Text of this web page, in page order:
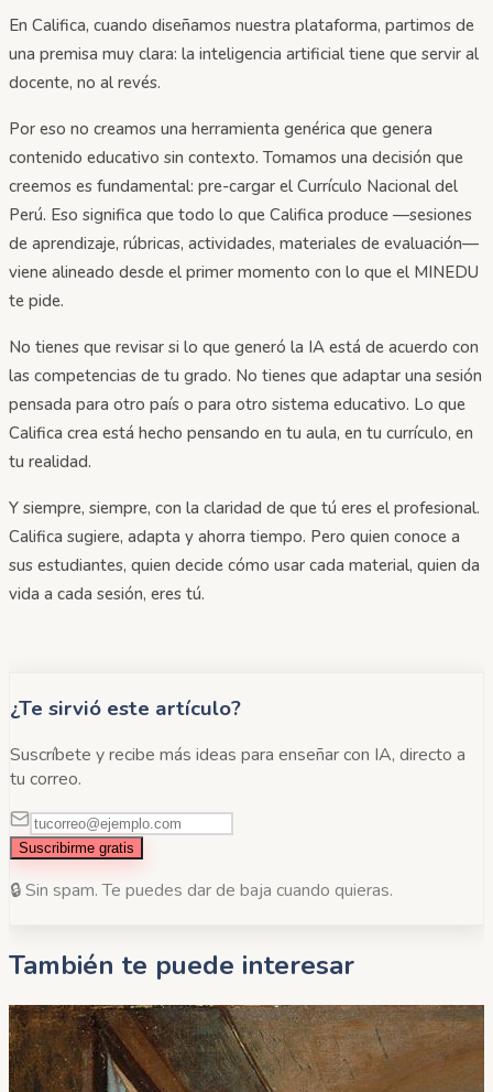
En Califica, cuando diseñamos nuestra plataforma, partimos de
una premisa muy clara: la inteligencia artificial tiene que servir al
docente, no al revés.
Por eso no creamos una herramienta genérica que genera
contenido educativo sin contexto. Tomamos una decisión que
creemos es fundamental: pre-cargar el Currículo Nacional del
Perú. Eso significa que todo lo que Califica produce —sesiones
de aprendizaje, rúbricas, actividades, materiales de evaluación—
viene alineado desde el primer momento con lo que el MINEDU
te pide.
No tienes que revisar si lo que generó la IA está de acuerdo con
las competencias de tu grado. No tienes que adaptar una sesión
pensada para otro país o para otro sistema educativo. Lo que
Califica crea está hecho pensando en tu aula, en tu currículo, en
tu realidad.
Y siempre, siempre, con la claridad de que tú eres el profesional.
Califica sugiere, adapta y ahorra tiempo. Pero quien conoce a
sus estudiantes, quien decide cómo usar cada material, quien da
vida a cada sesión, eres tú.
¿Te sirvió este artículo?
Suscríbete y recibe más ideas para enseñar con IA, directo a
tu correo.
Suscribirme gratis
🔒 Sin spam. Te puedes dar de baja cuando quieras.
También te puede interesar